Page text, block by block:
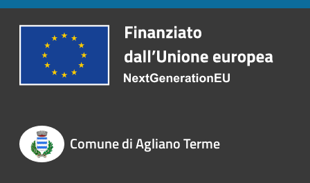
Comune di Agliano Terme